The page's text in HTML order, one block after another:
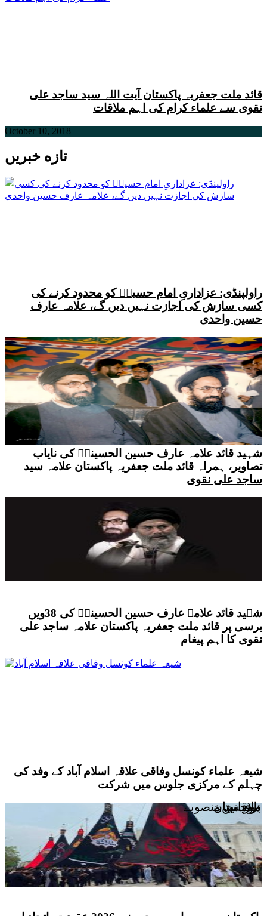
ترقیاتی منصوبے
بلوچستان
ملاقاتیں
دورہ جات
قائد ملت جعفریہ پاکستان آیت اللہ سید ساجد علی
نقوی سے علماء کرام کی اہم ملاقات
October 10, 2018
تازه خبریں
راولپنڈی: عزاداریِ امام حسینؑ کو محدود کرنے کی
کسی سازش کی اجازت نہیں دیں گے، علامہ عارف
حسین واحدی
شہید قائد علامہ عارف حسین الحسینیؒ کی نایاب
تصاویر، ہمراہ قائد ملت جعفریہ پاکستان علامہ سید
ساجد علی نقوی
شہید قائد علامہ عارف حسین الحسینیؒ کی 38ویں
برسی پر قائد ملت جعفریہ پاکستان علامہ ساجد علی
نقوی کا اہم پیغام
شیعہ علماء کونسل وفاقی علاقہ اسلام آباد کے وفد کی
چہلم کے مرکزی جلوس میں شرکت